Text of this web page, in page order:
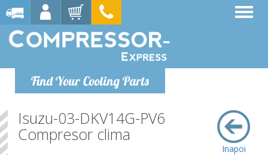
Find Your Cooling Parts
Inapoi
Isuzu-03-DKV14G-PV6
Compresor clima